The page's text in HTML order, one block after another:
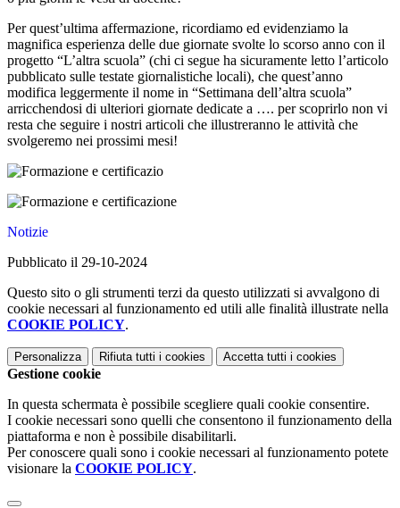
Per quest’ultima affermazione, ricordiamo ed evidenziamo la
magnifica esperienza delle due giornate svolte lo scorso anno con il
progetto “L’altra scuola” (chi ci segue ha sicuramente letto l’articolo
pubblicato sulle testate giornalistiche locali), che quest’anno
modifica leggermente il nome in “Settimana dell’altra scuola”
arricchendosi di ulteriori giornate dedicate a …. per scoprirlo non vi
resta che seguire i nostri articoli che illustreranno le attività che
svolgeremo nei prossimi mesi!
Notizie
Pubblicato il 29-10-2024
Questo sito o gli strumenti terzi da questo utilizzati si avvalgono di
cookie necessari al funzionamento ed utili alle finalità illustrate nella
COOKIE POLICY.
Personalizza Rifiuta tutti i cookies Accetta tutti i cookies
Gestione cookie
In questa schermata è possibile scegliere quali cookie consentire.
I cookie necessari sono quelli che consentono il funzionamento della
piattaforma e non è possibile disabilitarli.
Per conoscere quali sono i cookie necessari al funzionamento potete
visionare la COOKIE POLICY.